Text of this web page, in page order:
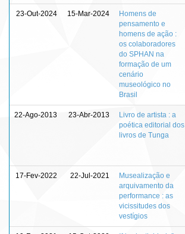
23-Out-2024 15-Mar-2024
Homens de
pensamento e
homens de ação :
os colaboradores
do SPHAN na
formação de um
cenário
museológico no
Brasil
22-Ago-2013 23-Abr-2013
Livro de artista : a
poética editorial dos
livros de Tunga
17-Fev-2022 22-Jul-2021
Musealização e
arquivamento da
performance : as
vicissitudes dos
vestígios